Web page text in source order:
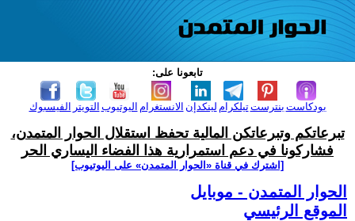
تابعونا على:
الفيسبوك التويتر اليوتيوب الانستغرام لينكدإن تيلكرامبنترست بودكاست
تبرعاتكم وتبرعاتكن المالية تحفظ استقلال الحوار المتمدن،
فشاركونا في دعم استمرارية هذا الفضاء اليساري الحر
[اشترك في قناة ‫«الحوار المتمدن» على اليوتيوب]
الحوار المتمدن - موبايل
الموقع الرئيسي